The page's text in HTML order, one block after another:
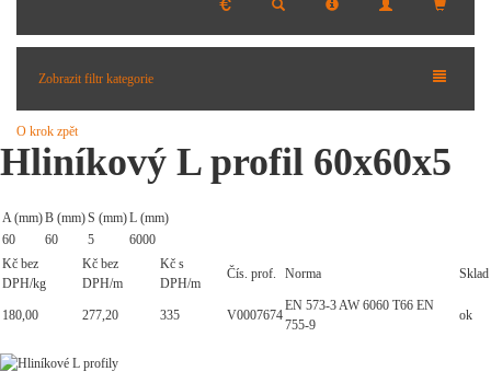
Zobrazit filtr kategorie
O krok zpět
Hliníkový L profil 60x60x5
A (mm)B (mm)S (mm)L (mm)
60
60 5
6000
Kč bez
DPH/kg
Kč bez
DPH/m
Kč s
DPH/m
Čís. prof. Norma Sklad
180,00 277,20 335 V0007674
EN 573-3 AW 6060 T66 EN
755-9
ok